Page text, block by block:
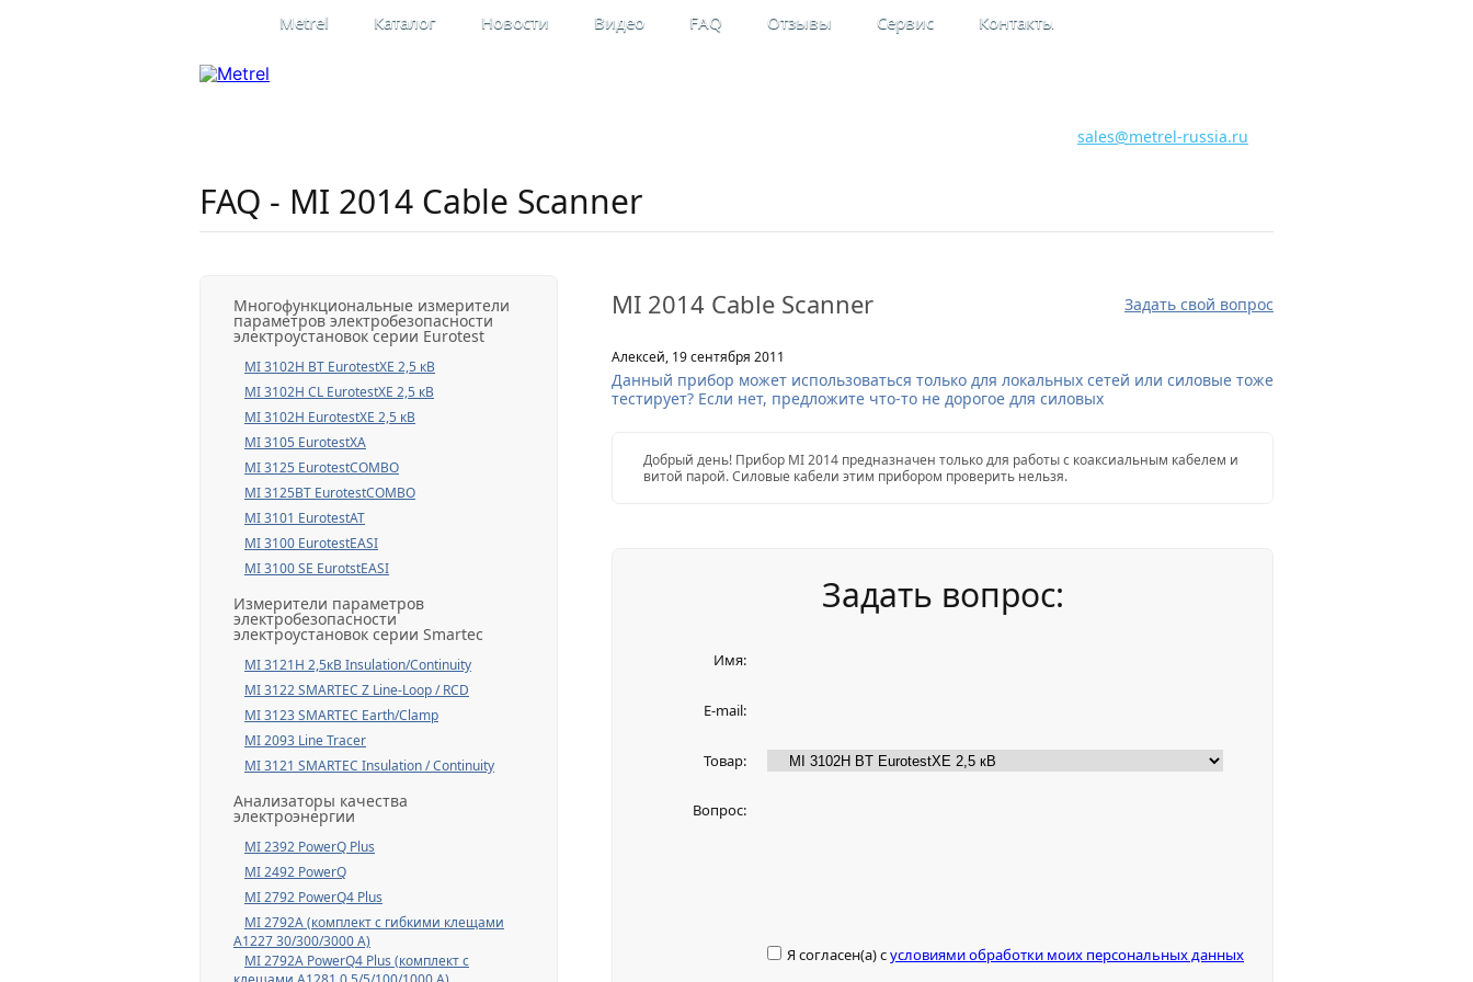
Metrel Каталог Новости Видео FAQ Отзывы Сервис Контакты
sales@metrel-russia.ru
FAQ - MI 2014 Cable Scanner
Многофункциональные измерители
параметров электробезопасности
электроустановок серии Eurotest
MI 3102H BT EurotestXE 2,5 кВ
MI 3102H CL EurotestXE 2,5 кВ
MI 3102H EurotestXE 2,5 кВ
MI 3105 EurotestXA
MI 3125 EurotestCOMBO
MI 3125BT EurotestCOMBO
MI 3101 EurotestAT
MI 3100 EurotestEASI
MI 3100 SE EurotstEASI
Измерители параметров
электробезопасности
электроустановок серии Smartec
MI 3121H 2,5кВ Insulation/Continuity
MI 3122 SMARTEC Z Line-Loop / RCD
MI 3123 SMARTEC Earth/Clamp
MI 2093 Line Tracer
MI 3121 SMARTEC Insulation / Continuity
Анализаторы качества
электроэнергии
MI 2392 PowerQ Plus
MI 2492 PowerQ
MI 2792 PowerQ4 Plus
MI 2792A (комплект с гибкими клещами
А1227 30/300/3000 А)
MI 2792A PowerQ4 Plus (комплект с
MI 2014 Cable Scanner Задать свой вопрос
Алексей, 19 сентября 2011
Данный прибор может использоваться только для локальных сетей или силовые тоже
тестирует? Если нет, предложите что-то не дорогое для силовых
Добрый день! Прибор MI 2014 предназначен только для работы с коаксиальным кабелем и
витой парой. Силовые кабели этим прибором проверить нельзя.
Задать вопрос:
Имя:
E-mail:
Товар:
Вопрос:
Я согласен(а) сусловиями обработки моих персональных данных